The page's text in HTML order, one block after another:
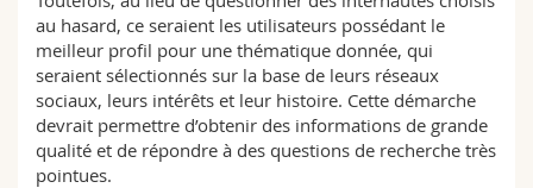
au hasard, ce seraient les utilisateurs possédant le
meilleur profil pour une thématique donnée, qui
seraient sélectionnés sur la base de leurs réseaux
sociaux, leurs intérêts et leur histoire. Cette démarche
devrait permettre d’obtenir des informations de grande
qualité et de répondre à des questions de recherche très
pointues.